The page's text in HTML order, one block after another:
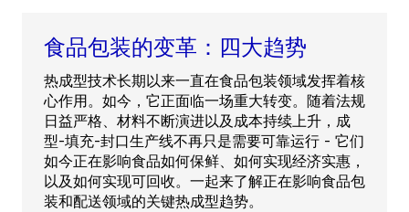
食品包装的变革：四大趋势
热成型技术长期以来一直在食品包装领域发挥着核
心作用。如今，它正面临一场重大转变。随着法规
日益严格、材料不断演进以及成本持续上升，成
型-填充-封口生产线不再只是需要可靠运行 - 它们
如今正在影响食品如何保鲜、如何实现经济实惠，
以及如何实现可回收。一起来了解正在影响食品包
装和配送领域的关键热成型趋势。